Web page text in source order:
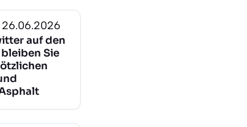
26.06.2026
auf den
Sie